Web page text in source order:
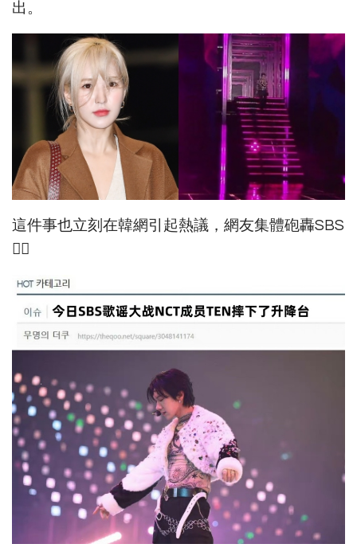
出。
這件事也立刻在韓網引起熱議，網友集體砲轟SBS
👇🏻